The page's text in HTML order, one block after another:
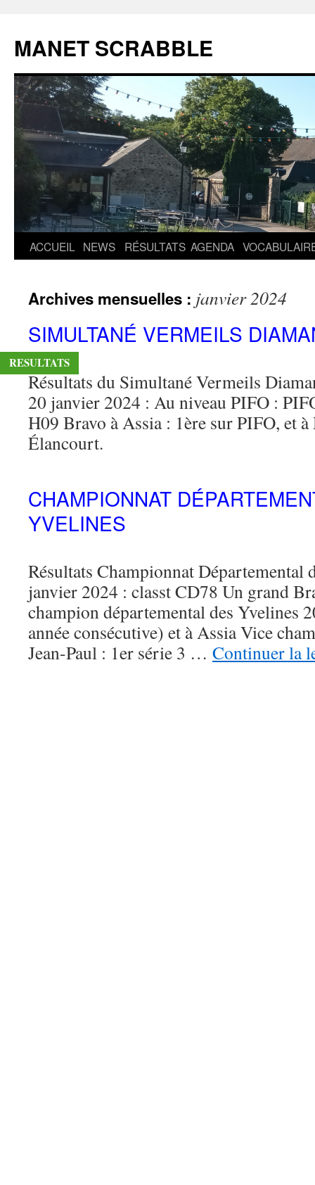
MANET SCRABBLE
Aller
contenu
ACCUEIL NEWS RÉSULTATS AGENDA
Archives mensuelles : janvier 2024
SIMULTANÉ VERMEILS
Résultats du Simultané Vermeils
20 janvier 2024 : Au niveau PIFO :
H09 Bravo à Assia : 1ère sur PIFO, et à
Élancourt.
CHAMPIONNAT
YVELINES
Résultats Championnat Départemental
janvier 2024 : classt CD78 Un grand
champion départemental des Yvelines
année consécutive) et à Assia Vice
Jean-Paul : 1er série 3 … Continuer la
RESULTATS